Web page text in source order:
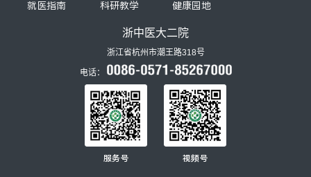
就医指南
科研教学 健康园地
浙中医大二院
浙江省杭州市潮王路318号
电话：
服务号 视频号